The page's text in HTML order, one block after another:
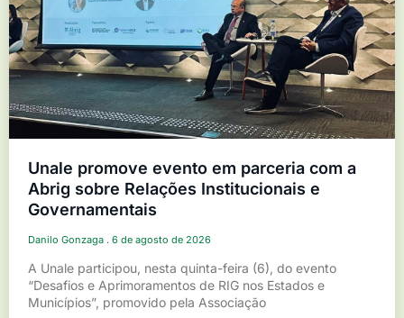
Unale promove evento em parceria com a
Abrig sobre Relações Institucionais e
Governamentais
Danilo Gonzaga 6 de agosto de 2026
A Unale participou, nesta quinta-feira (6), do evento
“Desafios e Aprimoramentos de RIG nos Estados e
Municípios”, promovido pela Associação